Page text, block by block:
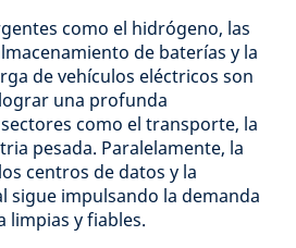
como el hidrógeno, las
de baterías y la
de vehículos eléctricos son
una profunda
como el transporte, la
pesada. Paralelamente, la
centros de datos y la
impulsando la demanda
limpias y fiables.